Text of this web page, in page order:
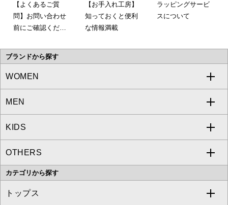
【よくあるご質
問】お問い合わせ
前にご確認くださ
【お手入れ工房】
知っておくと便利
な情報満載
ラッピングサービ
スについて
ブランドから探す
WOMEN
a.v.v
MICHEL KLEIN
MK MICHEL KLEIN
OFUON le MK
MEN
a.v.v
MICHEL KLEIN HOMME
MK MICHEL KLEIN HOMME
KIDS
a.v.v
OTHERS
MK MICHEL KLEIN BAG
カテゴリから探す
トップス